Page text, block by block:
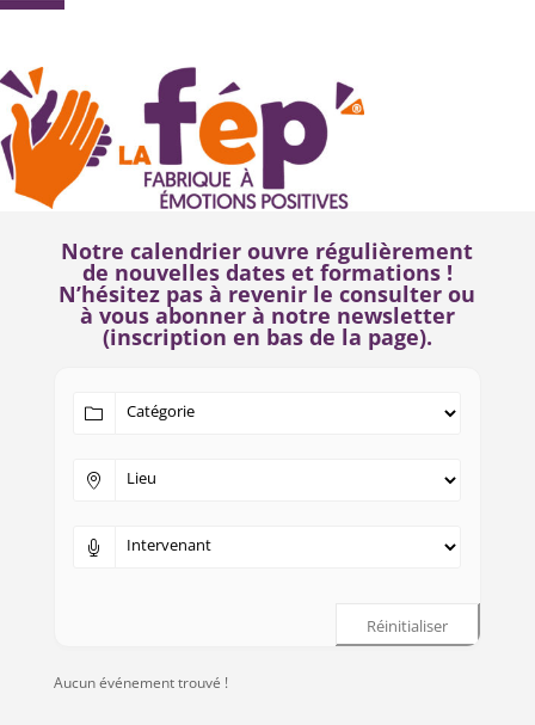
Notre calendrier ouvre régulièrement
de nouvelles dates et formations !
N’hésitez pas à revenir le consulter ou
à vous abonner à notre newsletter
(inscription en bas de la page).
Réinitialiser
Aucun événement trouvé !